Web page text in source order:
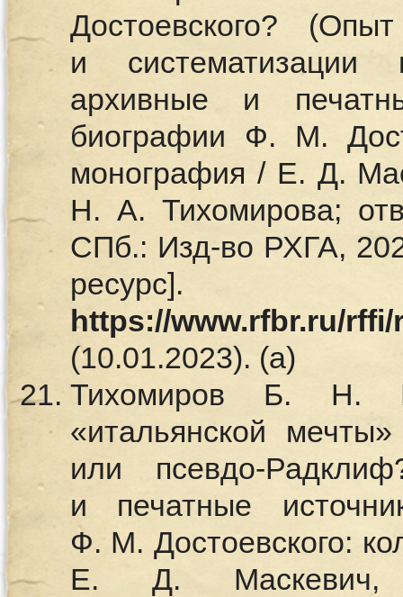
Достоевского?
и
архивные и
биографии Ф. М.
монография / Е. Д.
Н. А. Тихомирова;
СПб.: Изд-во РХГА,
https://www.rfbr.ru/
(10.01.2023). (а)
Тихомиров Б. Н. К
«итальянской
или псевдо-
и печатные
Ф. М. Достоевского:
Е. Д.